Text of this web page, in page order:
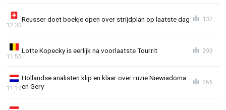
Reusser doet boekje open over strijdplan op laatste dag
12:30
137
Lotte Kopecky is eerlijk na voorlaatste Tourrit
11:55
293
Hollandse analisten klip en klaar over ruzie Niewiadoma
en Gery
11:10
266